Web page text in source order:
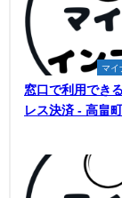
マイ
窓口で利用でき
レス決済 - 高畠町